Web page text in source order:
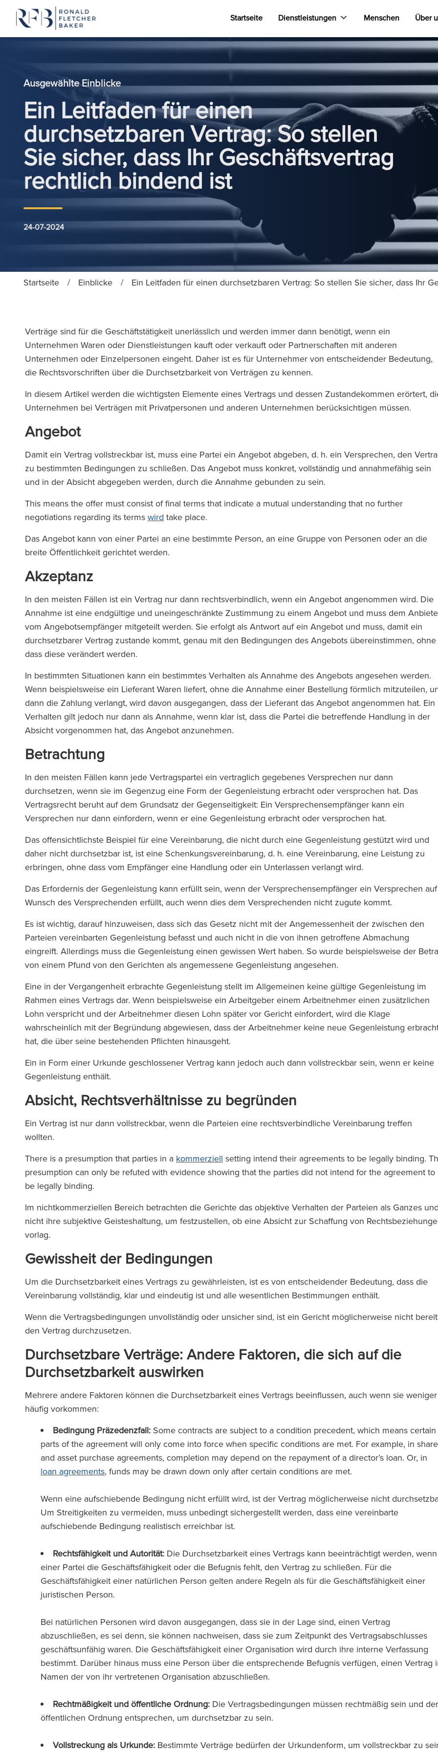
Zum Inhalt springen
Startseite Dienstleistungen Menschen Über
Ausgewählte Einblicke
Ein Leitfaden für einen
durchsetzbaren Vertrag: So stellen
Sie sicher, dass Ihr Geschäftsvertrag
rechtlich bindend ist
24-07-2024
Startseite / Einblicke / Ein Leitfaden für einen durchsetzbaren Vertrag: So stellen Sie sicher, dass Ihr
Verträge sind für die Geschäftstätigkeit unerlässlich und werden immer dann benötigt, wenn ein
Unternehmen Waren oder Dienstleistungen kauft oder verkauft oder Partnerschaften mit anderen
Unternehmen oder Einzelpersonen eingeht. Daher ist es für Unternehmer von entscheidender Bedeutung,
die Rechtsvorschriften über die Durchsetzbarkeit von Verträgen zu kennen.
In diesem Artikel werden die wichtigsten Elemente eines Vertrags und dessen Zustandekommen erörtert,
Unternehmen bei Verträgen mit Privatpersonen und anderen Unternehmen berücksichtigen müssen.
Angebot
Damit ein Vertrag vollstreckbar ist, muss eine Partei ein Angebot abgeben, d. h. ein Versprechen, den
zu bestimmten Bedingungen zu schließen. Das Angebot muss konkret, vollständig und annahmefähig sein
und in der Absicht abgegeben werden, durch die Annahme gebunden zu sein.
This means the offer must consist of final terms that indicate a mutual understanding that no further
negotiations regarding its terms wird take place.
Das Angebot kann von einer Partei an eine bestimmte Person, an eine Gruppe von Personen oder an die
breite Öffentlichkeit gerichtet werden.
Akzeptanz
In den meisten Fällen ist ein Vertrag nur dann rechtsverbindlich, wenn ein Angebot angenommen wird. Die
Annahme ist eine endgültige und uneingeschränkte Zustimmung zu einem Angebot und muss dem
vom Angebotsempfänger mitgeteilt werden. Sie erfolgt als Antwort auf ein Angebot und muss, damit ein
durchsetzbarer Vertrag zustande kommt, genau mit den Bedingungen des Angebots übereinstimmen, ohne
dass diese verändert werden.
In bestimmten Situationen kann ein bestimmtes Verhalten als Annahme des Angebots angesehen werden.
Wenn beispielsweise ein Lieferant Waren liefert, ohne die Annahme einer Bestellung förmlich mitzuteilen,
dann die Zahlung verlangt, wird davon ausgegangen, dass der Lieferant das Angebot angenommen hat. Ein
Verhalten gilt jedoch nur dann als Annahme, wenn klar ist, dass die Partei die betreffende Handlung in der
Absicht vorgenommen hat, das Angebot anzunehmen.
Betrachtung
In den meisten Fällen kann jede Vertragspartei ein vertraglich gegebenes Versprechen nur dann
durchsetzen, wenn sie im Gegenzug eine Form der Gegenleistung erbracht oder versprochen hat. Das
Vertragsrecht beruht auf dem Grundsatz der Gegenseitigkeit: Ein Versprechensempfänger kann ein
Versprechen nur dann einfordern, wenn er eine Gegenleistung erbracht oder versprochen hat.
Das offensichtlichste Beispiel für eine Vereinbarung, die nicht durch eine Gegenleistung gestützt wird und
daher nicht durchsetzbar ist, ist eine Schenkungsvereinbarung, d. h. eine Vereinbarung, eine Leistung zu
erbringen, ohne dass vom Empfänger eine Handlung oder ein Unterlassen verlangt wird.
Das Erfordernis der Gegenleistung kann erfüllt sein, wenn der Versprechensempfänger ein Versprechen auf
Wunsch des Versprechenden erfüllt, auch wenn dies dem Versprechenden nicht zugute kommt.
Es ist wichtig, darauf hinzuweisen, dass sich das Gesetz nicht mit der Angemessenheit der zwischen den
Parteien vereinbarten Gegenleistung befasst und auch nicht in die von ihnen getroffene Abmachung
eingreift. Allerdings muss die Gegenleistung einen gewissen Wert haben. So wurde beispielsweise der
von einem Pfund von den Gerichten als angemessene Gegenleistung angesehen.
Eine in der Vergangenheit erbrachte Gegenleistung stellt im Allgemeinen keine gültige Gegenleistung im
Rahmen eines Vertrags dar. Wenn beispielsweise ein Arbeitgeber einem Arbeitnehmer einen zusätzlichen
Lohn verspricht und der Arbeitnehmer diesen Lohn später vor Gericht einfordert, wird die Klage
wahrscheinlich mit der Begründung abgewiesen, dass der Arbeitnehmer keine neue Gegenleistung
hat, die über seine bestehenden Pflichten hinausgeht.
Ein in Form einer Urkunde geschlossener Vertrag kann jedoch auch dann vollstreckbar sein, wenn er keine
Gegenleistung enthält.
Absicht, Rechtsverhältnisse zu begründen
Ein Vertrag ist nur dann vollstreckbar, wenn die Parteien eine rechtsverbindliche Vereinbarung treffen
wollten.
There is a presumption that parties in a kommerziell setting intend their agreements to be legally binding.
presumption can only be refuted with evidence showing that the parties did not intend for the agreement to
be legally binding.
Im nichtkommerziellen Bereich betrachten die Gerichte das objektive Verhalten der Parteien als Ganzes
nicht ihre subjektive Geisteshaltung, um festzustellen, ob eine Absicht zur Schaffung von
vorlag.
Gewissheit der Bedingungen
Um die Durchsetzbarkeit eines Vertrags zu gewährleisten, ist es von entscheidender Bedeutung, dass die
Vereinbarung vollständig, klar und eindeutig ist und alle wesentlichen Bestimmungen enthält.
Wenn die Vertragsbedingungen unvollständig oder unsicher sind, ist ein Gericht möglicherweise nicht
den Vertrag durchzusetzen.
Durchsetzbare Verträge:Andere Faktoren, die sich auf die
Durchsetzbarkeit auswirken
Mehrere andere Faktoren können die Durchsetzbarkeit eines Vertrags beeinflussen, auch wenn sie weniger
häufig vorkommen:
Bedingung Präzedenzfall: Some contracts are subject to a condition precedent, which means certain
parts of the agreement will only come into force when specific conditions are met. For example, in share
and asset purchase agreements, completion may depend on the repayment of a director’s loan. Or, in
loan agreements, funds may be drawn down only after certain conditions are met.
Wenn eine aufschiebende Bedingung nicht erfüllt wird, ist der Vertrag möglicherweise nicht
Um Streitigkeiten zu vermeiden, muss unbedingt sichergestellt werden, dass eine vereinbarte
aufschiebende Bedingung realistisch erreichbar ist.
Rechtsfähigkeit und Autorität: Die Durchsetzbarkeit eines Vertrags kann beeinträchtigt werden, wenn
einer Partei die Geschäftsfähigkeit oder die Befugnis fehlt, den Vertrag zu schließen. Für die
Geschäftsfähigkeit einer natürlichen Person gelten andere Regeln als für die Geschäftsfähigkeit einer
juristischen Person.
Bei natürlichen Personen wird davon ausgegangen, dass sie in der Lage sind, einen Vertrag
abzuschließen, es sei denn, sie können nachweisen, dass sie zum Zeitpunkt des Vertragsabschlusses
geschäftsunfähig waren. Die Geschäftsfähigkeit einer Organisation wird durch ihre interne Verfassung
bestimmt. Darüber hinaus muss eine Person über die entsprechende Befugnis verfügen, einen Vertrag
Namen der von ihr vertretenen Organisation abzuschließen.
Rechtmäßigkeit und öffentliche Ordnung: Die Vertragsbedingungen müssen rechtmäßig sein und der
öffentlichen Ordnung entsprechen, um durchsetzbar zu sein.
Vollstreckung als Urkunde: Bestimmte Verträge bedürfen der Urkundenform, um vollstreckbar zu